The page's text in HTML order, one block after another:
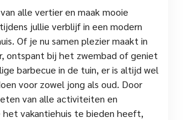
alle vertier en maak mooie
jullie verblijf in een modern
Of je nu samen plezier maakt in
ontspant bij het zwembad of geniet
barbecue in de tuin, er is altijd wel
voor zowel jong als oud. Door
van alle activiteiten en
vakantiehuis te bieden heeft,